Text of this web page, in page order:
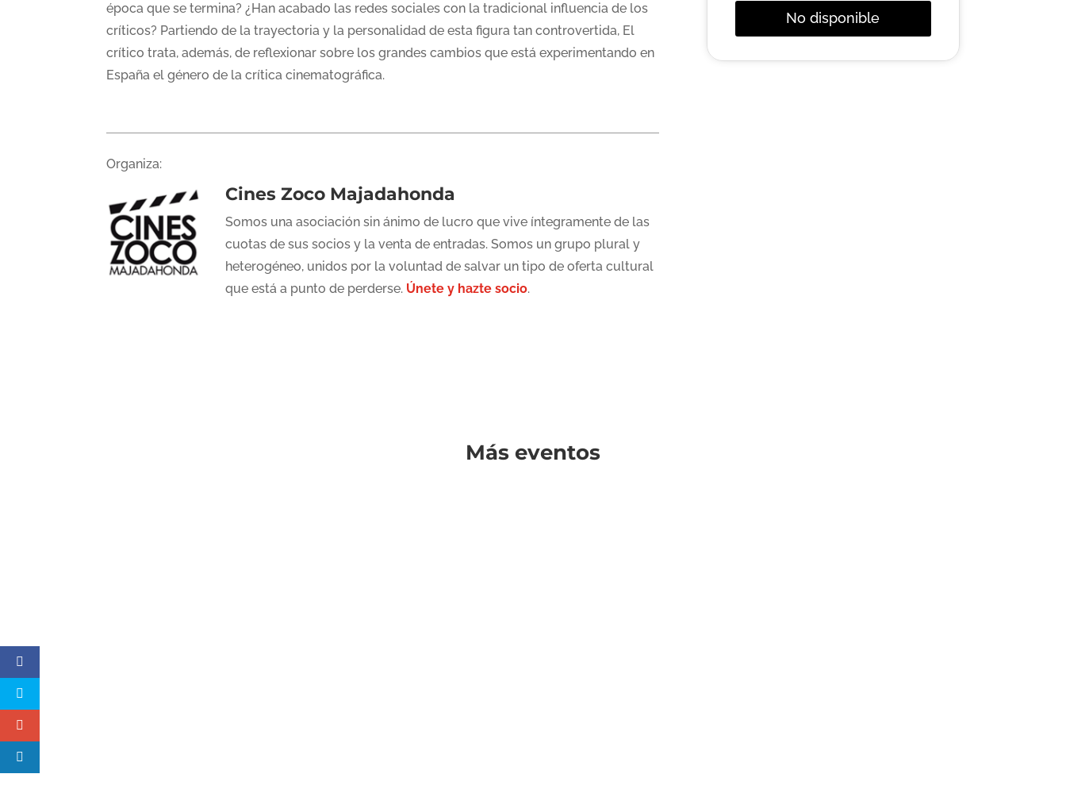
época que se termina? ¿Han acabado las redes sociales con la tradicional influencia de los
críticos? Partiendo de la trayectoria y la personalidad de esta figura tan controvertida, El
crítico trata, además, de reflexionar sobre los grandes cambios que está experimentando en
España el género de la crítica cinematográfica.
No disponible
Organiza:
Cines Zoco Majadahonda
Somos una asociación sin ánimo de lucro que vive íntegramente de las
cuotas de sus socios y la venta de entradas. Somos un grupo plural y
heterogéneo, unidos por la voluntad de salvar un tipo de oferta cultural
que está a punto de perderse. Únete y hazte socio.
Más eventos